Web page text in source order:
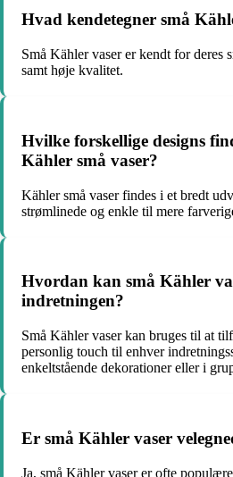
Hvad kendetegner små
Små Kähler vaser er kendt for deres
samt høje kvalitet.
Hvilke forskellige designs
Kähler små vaser?
Kähler små vaser findes i et bredt
strømlinede og enkle til mere
Hvordan kan små Kähler
indretningen?
Små Kähler vaser kan bruges til at
personlig touch til enhver
enkeltstående dekorationer eller i
Er små Kähler vaser
Ja, små Kähler vaser er ofte